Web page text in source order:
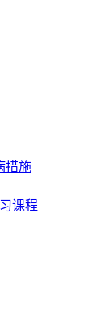
措施
课程